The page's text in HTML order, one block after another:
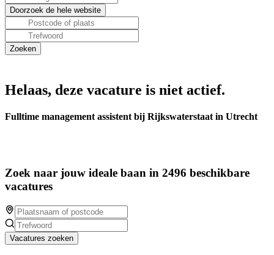
Helaas, deze vacature is niet actief.
Fulltime management assistent bij Rijkswaterstaat in Utrecht
Zoek naar jouw ideale baan in 2496 beschikbare
vacatures
Vacatures zoeken